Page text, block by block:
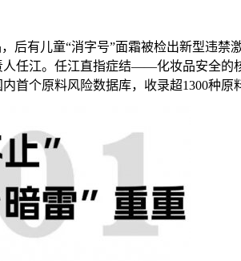
后有儿童“消字号”面霜被检出新型违禁
江。任江直指症结——化妆品安全的核
首个原料风险数据库，收录超1300种